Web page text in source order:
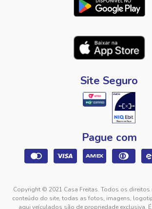
Site Seguro
Pague com
Copyright © 2021 Casa Freitas. Todos os direitos
conteúdo do site, todas as fotos, imagens,
aqui veículados são de propriedade exclusiva.